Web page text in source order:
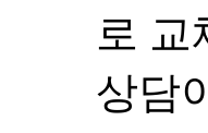
로 교
상담